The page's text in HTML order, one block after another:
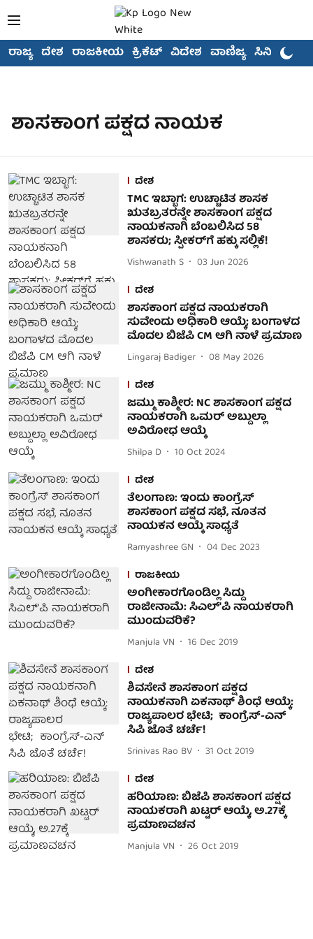
ರಾಜ್ಯ ದೇಶ ರಾಜಕೀಯ ಕ್ರಿಕೆಟ್ ವಿದೇಶ ವಾಣಿಜ್ಯ ಸಿನಿಮಾ
ಶಾಸಕಾಂಗ ಪಕ್ಷದ ನಾಯಕ
ದೇಶ
TMC ಇಬ್ಭಾಗ: ಉಚ್ಚಾಟಿತ ಶಾಸಕ
ಋತಬ್ರತರನ್ನೇ ಶಾಸಕಾಂಗ ಪಕ್ಷದ
ನಾಯಕನಾಗಿ ಬೆಂಬಲಿಸಿದ 58
ಶಾಸಕರು; ಸ್ಪೀಕರ್‌ಗೆ ಹಕ್ಕು ಸಲ್ಲಿಕೆ!
Vishwanath S
03 Jun 2026
ದೇಶ
ಶಾಸಕಾಂಗ ಪಕ್ಷದ ನಾಯಕರಾಗಿ
ಸುವೇಂದು ಅಧಿಕಾರಿ ಆಯ್ಕೆ; ಬಂಗಾಳದ
ಮೊದಲ ಬಿಜೆಪಿ CM ಆಗಿ ನಾಳೆ ಪ್ರಮಾಣ
Lingaraj Badiger
08 May 2026
ದೇಶ
ಜಮ್ಮು ಕಾಶ್ಮೀರ: NC ಶಾಸಕಾಂಗ ಪಕ್ಷದ
ನಾಯಕರಾಗಿ ಒಮರ್ ಅಬ್ದುಲ್ಲಾ
ಅವಿರೋಧ ಆಯ್ಕೆ
Shilpa D
10 Oct 2024
ದೇಶ
ತೆಲಂಗಾಣ: ಇಂದು ಕಾಂಗ್ರೆಸ್
ಶಾಸಕಾಂಗ ಪಕ್ಷದ ಸಭೆ, ನೂತನ
ನಾಯಕನ ಆಯ್ಕೆ ಸಾಧ್ಯತೆ
Ramyashree GN
04 Dec 2023
ರಾಜಕೀಯ
ಅಂಗೀಕಾರಗೊಂಡಿಲ್ಲ ಸಿದ್ದು
ರಾಜೀನಾಮೆ: ಸಿಎಲ್'ಪಿ ನಾಯಕರಾಗಿ
ಮುಂದುವರಿಕೆ?
Manjula VN
16 Dec 2019
ದೇಶ
ಶಿವಸೇನೆ ಶಾಸಕಾಂಗ ಪಕ್ಷದ
ನಾಯಕನಾಗಿ ಏಕನಾಥ್ ಶಿಂಧೆ ಆಯ್ಕೆ:
ರಾಜ್ಯಪಾಲರ ಭೇಟಿ; ಕಾಂಗ್ರೆಸ್-ಎನ್
ಸಿಪಿ ಜೊತೆ ಚರ್ಚೆ!
Srinivas Rao BV
31 Oct 2019
ದೇಶ
ಹರಿಯಾಣ: ಬಿಜೆಪಿ ಶಾಸಕಾಂಗ ಪಕ್ಷದ
ನಾಯಕರಾಗಿ ಖಟ್ಟರ್ ಆಯ್ಕೆ, ಅ.27ಕ್ಕೆ
ಪ್ರಮಾಣವಚನ
Manjula VN 26 Oct 2019